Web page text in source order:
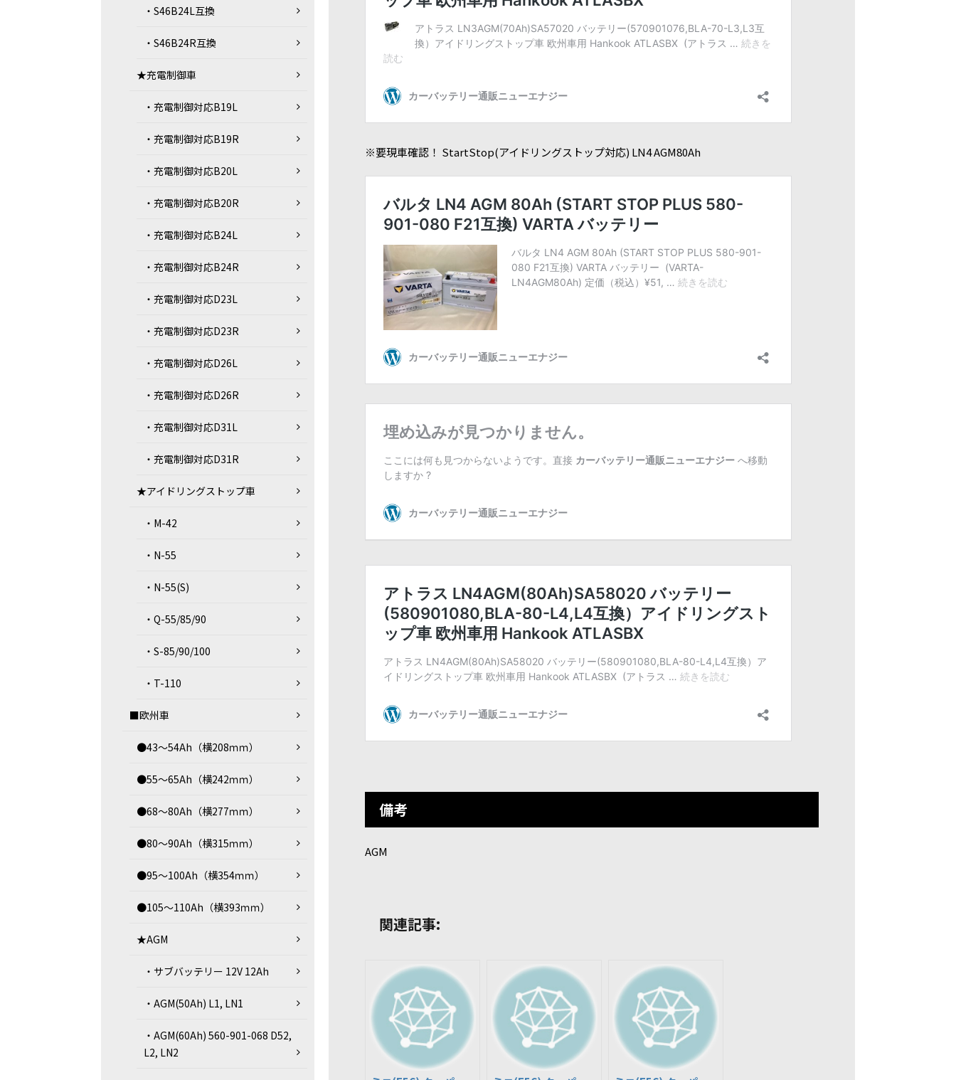
※要現車確認！ StartStop(アイドリングストップ対応) LN4 AGM80Ah
備考
AGM
関連記事:
・S46B24L互換
・S46B24R互換
★充電制御車
・充電制御対応B19L
・充電制御対応B19R
・充電制御対応B20L
・充電制御対応B20R
・充電制御対応B24L
・充電制御対応B24R
・充電制御対応D23L
・充電制御対応D23R
・充電制御対応D26L
・充電制御対応D26R
・充電制御対応D31L
・充電制御対応D31R
★アイドリングストップ車
・M-42
・N-55
・N-55(S)
・Q-55/85/90
・S-85/90/100
・T-110
■欧州車
●43～54Ah（横208ｍｍ）
●55～65Ah（横242ｍｍ）
●68～80Ah（横277ｍｍ）
●80～90Ah（横315ｍｍ）
●95～100Ah（横354ｍｍ）
●105～110Ah（横393ｍｍ）
★AGM
・サブバッテリー 12V 12Ah
・AGM(50Ah) L1, LN1
・AGM(60Ah) 560-901-068 D52,
L2, LN2